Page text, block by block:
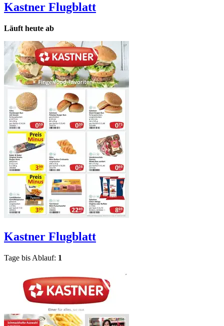
Kastner Flugblatt
Läuft heute ab
Kastner Flugblatt
Tage bis Ablauf: 1